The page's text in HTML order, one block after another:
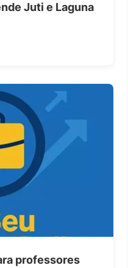
Juti e Laguna
professores